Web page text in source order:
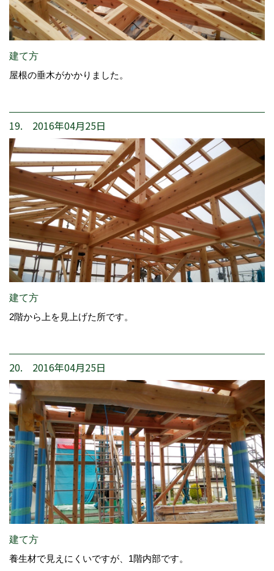
建て方
屋根の垂木がかかりました。
19. 2016年04月25日
建て方
2階から上を見上げた所です。
20. 2016年04月25日
建て方
養生材で見えにくいですが、1階内部です。